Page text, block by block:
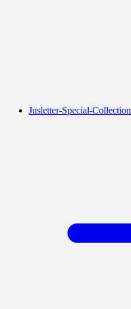
Jusletter-Special-Collection